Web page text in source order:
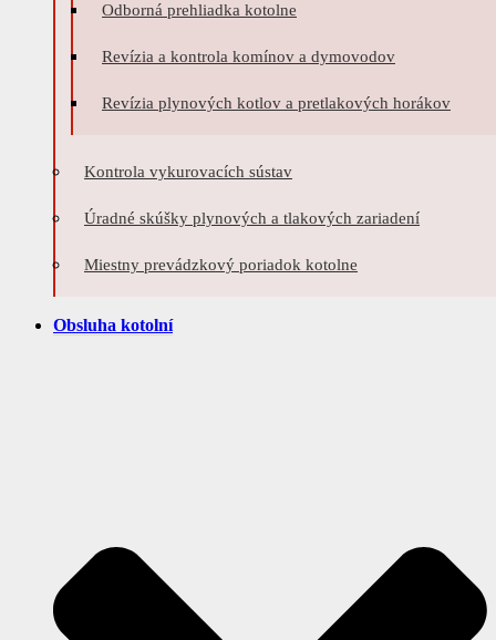
Odborná prehliadka kotolne
Revízia a kontrola komínov a dymovodov
Revízia plynových kotlov a pretlakových horákov
Kontrola vykurovacích sústav
Úradné skúšky plynových a tlakových zariadení
Miestny prevádzkový poriadok kotolne
Obsluha kotolní